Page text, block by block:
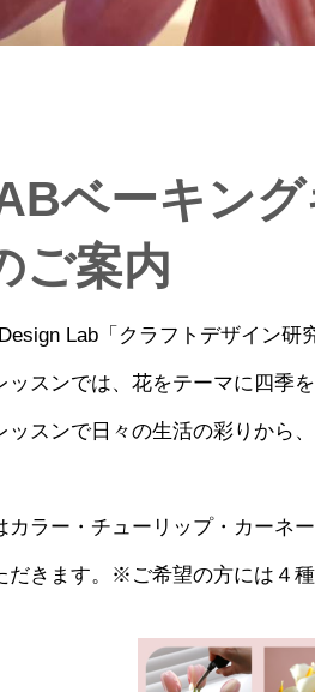
ベーキン
ご案内
Lab「クラフトデザイン研
ッスンでは、花をテーマに四季
ッスンで日々の生活の彩りから
カラー・チューリップ・カーネ
だきます。※ご希望の方には４